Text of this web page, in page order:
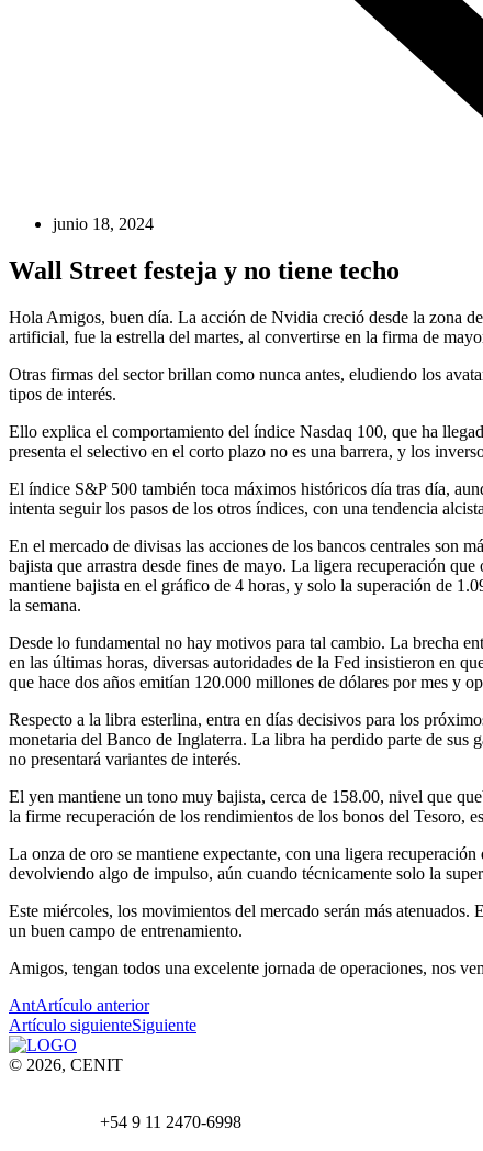
junio 18, 2024
Wall Street festeja y no tiene techo
Hola Amigos, buen día. La acción de Nvidia creció desde la zona
artificial, fue la estrella del martes, al convertirse en la firma de
Otras firmas del sector brillan como nunca antes, eludiendo los
tipos de interés.
Ello explica el comportamiento del índice Nasdaq 100, que ha
presenta el selectivo en el corto plazo no es una barrera, y los
El índice S&P 500 también toca máximos históricos día tras día,
intenta seguir los pasos de los otros índices, con una tendencia
En el mercado de divisas las acciones de los bancos centrales son
bajista que arrastra desde fines de mayo. La ligera recuperación
mantiene bajista en el gráfico de 4 horas, y solo la superación de
la semana.
Desde lo fundamental no hay motivos para tal cambio. La brecha
en las últimas horas, diversas autoridades de la Fed insistieron en
que hace dos años emitían 120.000 millones de dólares por mes y
Respecto a la libra esterlina, entra en días decisivos para los
monetaria del Banco de Inglaterra. La libra ha perdido parte de sus
no presentará variantes de interés.
El yen mantiene un tono muy bajista, cerca de 158.00, nivel que
la firme recuperación de los rendimientos de los bonos del Tesoro,
La onza de oro se mantiene expectante, con una ligera
devolviendo algo de impulso, aún cuando técnicamente solo la
Este miércoles, los movimientos del mercado serán más
un buen campo de entrenamiento.
Amigos, tengan todos una excelente jornada de operaciones, nos
AntArtículo anterior
Artículo siguienteSiguiente
© 2026, CENIT
+54 9 11 2470-6998